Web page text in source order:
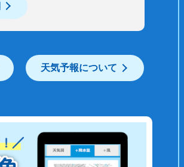
天気予報について